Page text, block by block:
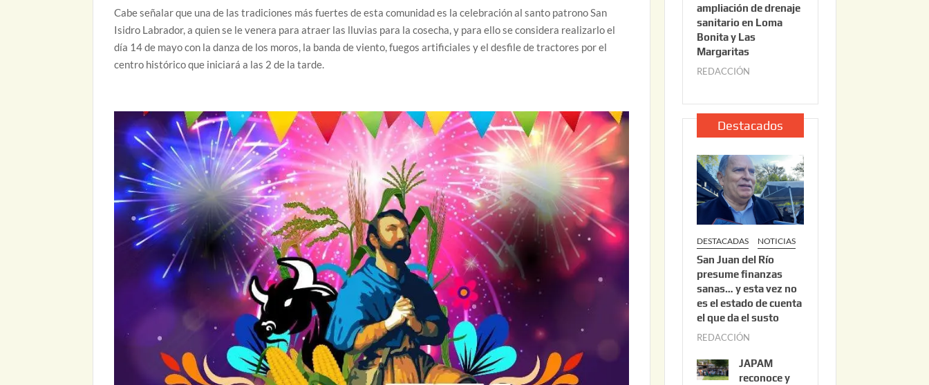
Cabe señalar que una de las tradiciones más fuertes de esta comunidad es la celebración al santo patrono San
Isidro Labrador, a quien se le venera para atraer las lluvias para la cosecha, y para ello se considera realizarlo el
día 14 de mayo con la danza de los moros, la banda de viento, fuegos artificiales y el desfile de tractores por el
centro histórico que iniciará a las 2 de la tarde.
o
2
2
2
6
ampliación de drenaje
sanitario en Loma
Bonita y Las
Margaritas
REDACCIÓN
l
i
o
2
2
,
2
0
2
6
Destacados
DESTACADAS NOTICIAS
San Juan del Río
presume finanzas
sanas… y esta vez no
es el estado de cuenta
el que da el susto
REDACCIÓN
JAPAM
reconoce y